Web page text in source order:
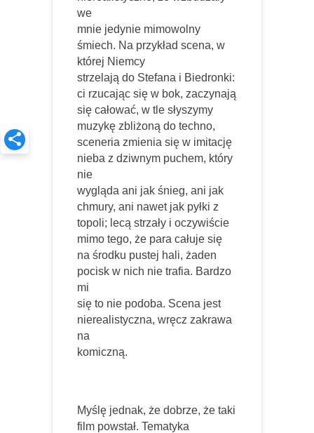
we
mnie jedynie mimowolny
śmiech. Na przykład scena, w
której Niemcy
strzelają do Stefana i Biedronki:
ci rzucając się w bok, zaczynają
się całować, w tle słyszymy
muzykę zbliżoną do techno,
sceneria zmienia się w imitację
nieba z dziwnym puchem, który
nie
wygląda ani jak śnieg, ani jak
chmury, ani nawet jak pyłki z
topoli; lecą strzały i oczywiście
mimo tego, że para całuje się
na środku pustej hali, żaden
pocisk w nich nie trafia. Bardzo
mi
się to nie podoba. Scena jest
nierealistyczna, wręcz zakrawa
na
komiczną.
Myślę jednak, że dobrze, że taki
film powstał. Tematyka